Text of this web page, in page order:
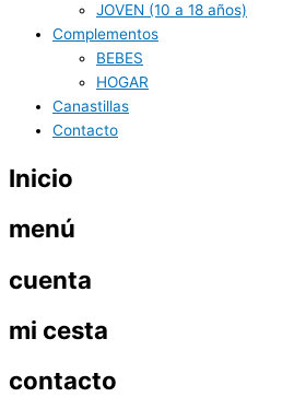
JOVEN (10 a 18 años)
Complementos
BEBES
HOGAR
Canastillas
Contacto
Inicio
menú
cuenta
mi cesta
contacto